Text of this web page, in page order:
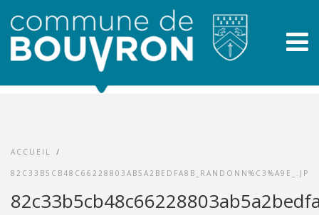
ACCUEIL /
82C33B5CB48C66228803AB5A2BEDFA8B_RANDONN%C3%A9E_.JPG